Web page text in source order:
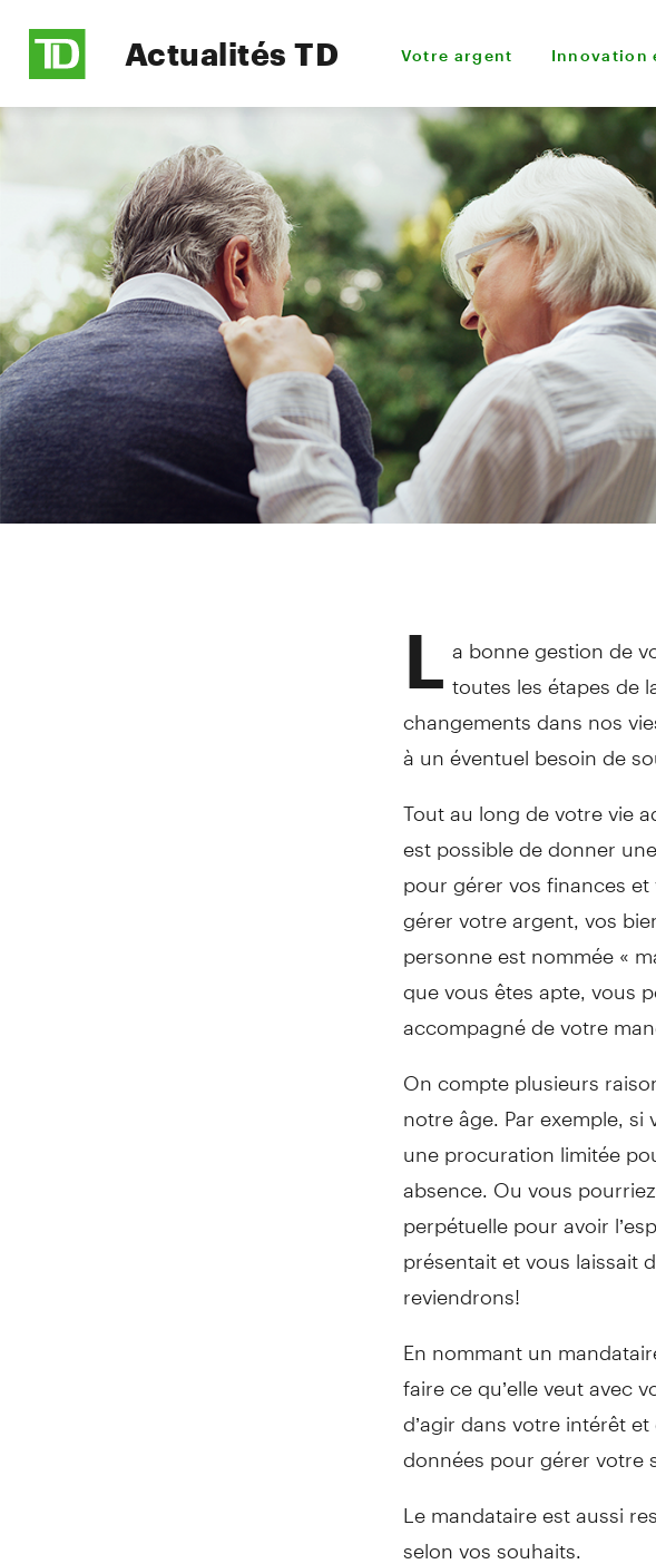
Actualités TD Votre argent Innovation
L a bonne gestion de
toutes les étapes de
changements dans nos
à un éventuel besoin de
Tout au long de votre vie
est possible de donner
pour gérer vos finances
gérer votre argent, vos
personne est nommée «
que vous êtes apte, vous
accompagné de votre
On compte plusieurs
notre âge. Par exemple,
une procuration limitée
absence. Ou vous
perpétuelle pour avoir
présentait et vous laissait
reviendrons!
En nommant un
faire ce qu’elle veut avec
d’agir dans votre intérêt
données pour gérer votre
Le mandataire est aussi
selon vos souhaits.